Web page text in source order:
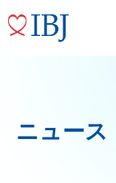
ニュース